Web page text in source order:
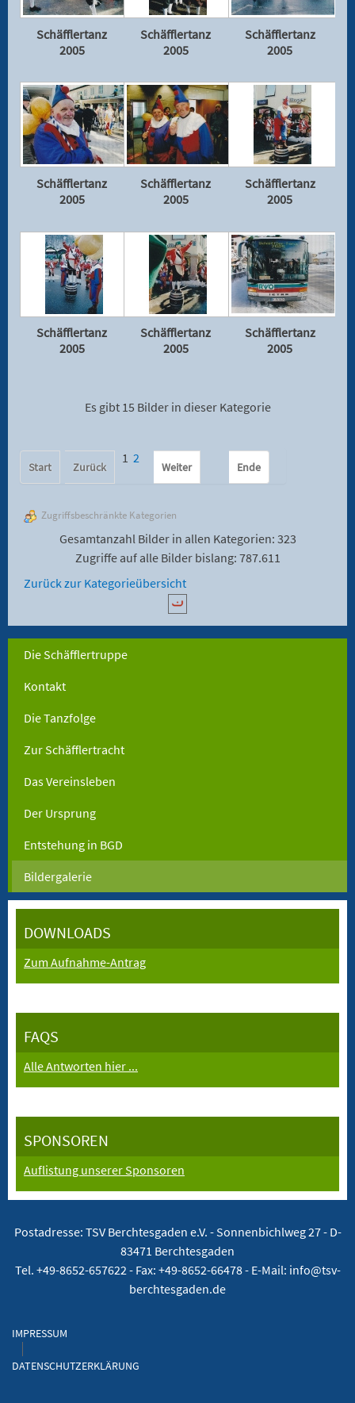
Schäfflertanz
2005
Schäfflertanz
2005
Schäfflertanz
2005
Schäfflertanz
2005
Schäfflertanz
2005
Schäfflertanz
2005
Schäfflertanz
2005
Schäfflertanz
2005
Schäfflertanz
2005
Es gibt 15 Bilder in dieser Kategorie
Start Zurück
1 2
Weiter Ende
Zugriffsbeschränkte Kategorien
Gesamtanzahl Bilder in allen Kategorien: 323
Zugriffe auf alle Bilder bislang: 787.611
Zurück zur Kategorieübersicht
Die Schäfflertruppe
Kontakt
Die Tanzfolge
Zur Schäfflertracht
Das Vereinsleben
Der Ursprung
Entstehung in BGD
Bildergalerie
DOWNLOADS
Zum Aufnahme-Antrag
FAQS
Alle Antworten hier ...
SPONSOREN
Auflistung unserer Sponsoren
Postadresse: TSV Berchtesgaden e.V. -Sonnenbichlweg 27 - D-
83471 Berchtesgaden
Tel. +49-8652-657622 - Fax: +49-8652-66478 - E-Mail: info@tsv-
berchtesgaden.de
IMPRESSUM
DATENSCHUTZERKLÄRUNG